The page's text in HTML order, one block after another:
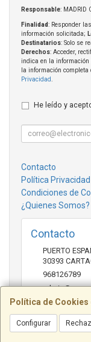
Política de
Configurar
Responsable: MADRID
Finalidad: Responder
información solicitada;
Destinatarios: Solo se
Derechos: Acceder,
indica en la información
la información completa
Privacidad
He leído y
Contacto
Política Privacidad
Condiciones de
¿Quienes Somos?
Contacto
PUERTO
30393
968126789
Horario